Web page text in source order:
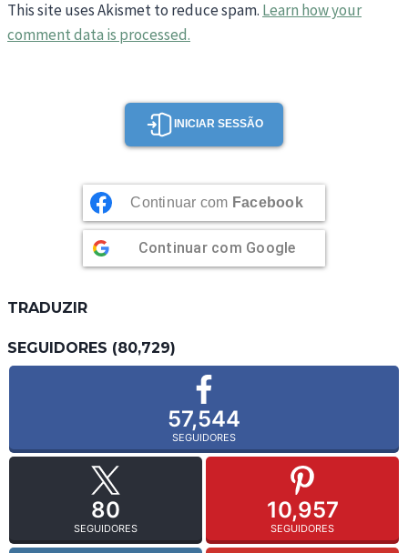
This site uses Akismet to reduce spam. Learn how your
comment data is processed.
INICIAR SESSÃO
Continuar com Facebook
Continuar com Google
TRADUZIR
SEGUIDORES (80,729)
57,544
SEGUIDORES
80
SEGUIDORES
10,957
SEGUIDORES